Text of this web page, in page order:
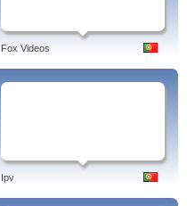
Fox Videos
Ipv